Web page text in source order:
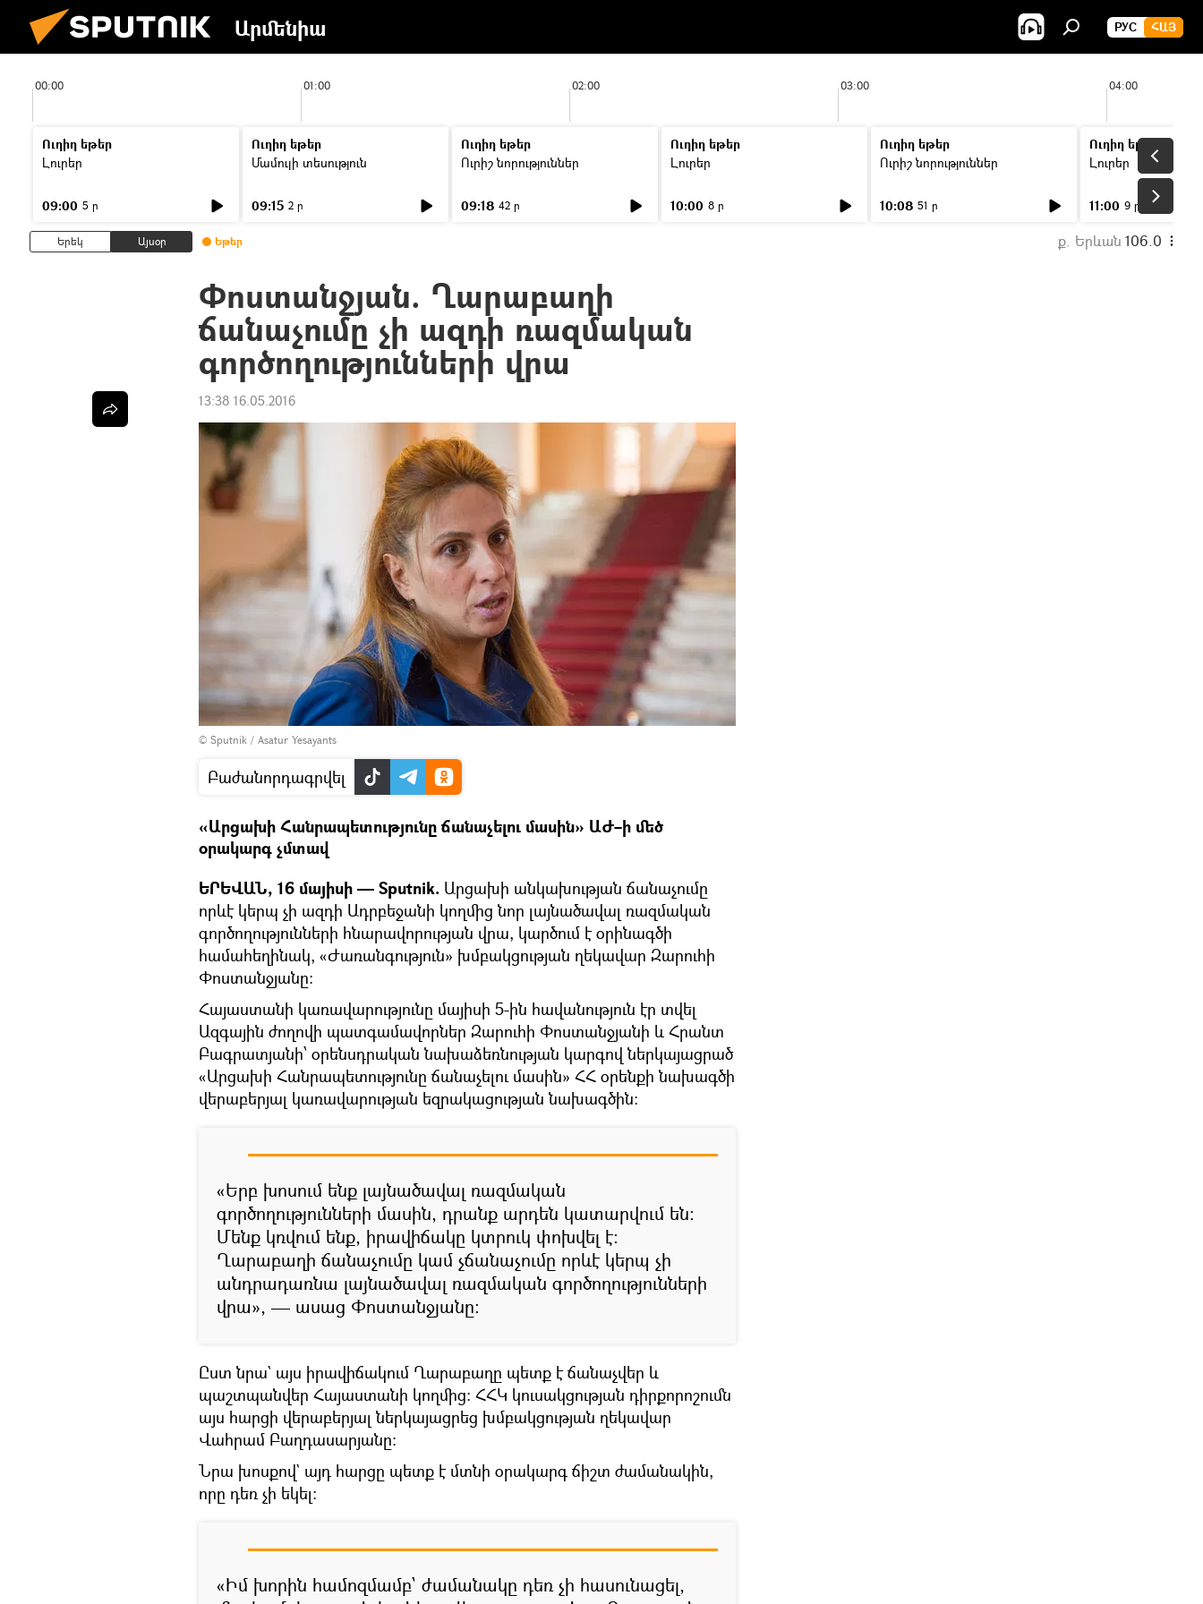
Արմենիա РУС ՀԱՅ
00:00 01:00 02:00 03:00 04:00
Ուղիղ եթեր
Լուրեր
09:00 5 ր
Ուղիղ եթեր
Մամուլի տեսություն
09:15 2 ր
Ուղիղ եթեր
Ուրիշ նորություններ
09:18 42 ր
Ուղիղ եթեր
Լուրեր
10:00 8 ր
Ուղիղ եթեր
Ուրիշ նորություններ
10:08 51 ր
Ուղիղ եթեր
Լուրեր
11:00 9 ր
Երեկ Այսօր Եթեր ք. Երևան 106.0
Փոստանջյան. Ղարաբաղի
ճանաչումը չի ազդի ռազմական
գործողությունների վրա
13:38 16.05.2016
© Sputnik / Asatur Yesayants
Բաժանորդագրվել
«Արցախի Հանրապետությունը ճանաչելու մասին» ԱԺ–ի մեծ
օրակարգ չմտավ
ԵՐԵՎԱՆ, 16 մայիսի — Sputnik. Արցախի անկախության ճանաչումը
որևէ կերպ չի ազդի Ադրբեջանի կողմից նոր լայնածավալ ռազմական
գործողությունների հնարավորության վրա, կարծում է օրինագծի
համահեղինակ, «Ժառանգություն» խմբակցության ղեկավար Զարուհի
Փոստանջյանը։
Հայաստանի կառավարությունը մայիսի 5-ին հավանություն էր տվել
Ազգային ժողովի պատգամավորներ Զարուհի Փոստանջյանի և Հրանտ
Բագրատյանի՝ օրենսդրական նախաձեռնության կարգով ներկայացրած
«Արցախի Հանրապետությունը ճանաչելու մասին» ՀՀ օրենքի նախագծի
վերաբերյալ կառավարության եզրակացության նախագծին:
«Երբ խոսում ենք լայնածավալ ռազմական
գործողությունների մասին, դրանք արդեն կատարվում են։
Մենք կռվում ենք, իրավիճակը կտրուկ փոխվել է։
Ղարաբաղի ճանաչումը կամ չճանաչումը որևէ կերպ չի
անդրադառնա լայնածավալ ռազմական գործողությունների
վրա», — ասաց Փոստանջյանը։
Ըստ նրա` այս իրավիճակում Ղարաբաղը պետք է ճանաչվեր և
պաշտպանվեր Հայաստանի կողմից։ ՀՀԿ կուսակցության դիրքորոշումն
այս հարցի վերաբերյալ ներկայացրեց խմբակցության ղեկավար
Վահրամ Բաղդասարյանը։
Նրա խոսքով` այդ հարցը պետք է մտնի օրակարգ ճիշտ ժամանակին,
որը դեռ չի եկել։
«Իմ խորին համոզմամբ` ժամանակը դեռ չի հասունացել,